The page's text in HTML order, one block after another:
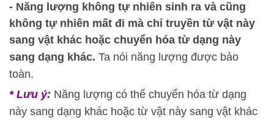
- Năng lượng không tự nhiên sinh ra và cũng
không tự nhiên mất đi mà chỉ truyền từ vật này
sang vật khác hoặc chuyển hóa từ dạng này
sang dạng khác. Ta nói năng lượng được bảo
toàn.
* Lưu ý: Năng lượng có thể chuyển hóa từ dạng
này sang dạng khác hoặc từ vật này sang vật khác